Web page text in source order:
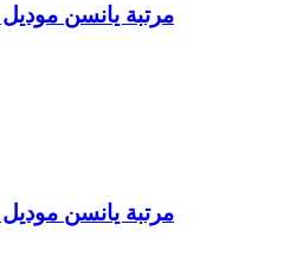
مرتبة يانسن موديل ماريوت
مرتبة يانسن موديل ماريوت